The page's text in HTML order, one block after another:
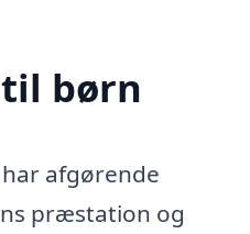
børn
afgørende
præstation og